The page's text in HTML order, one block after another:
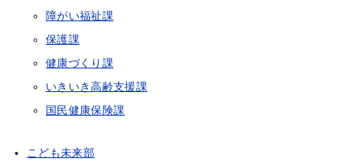
障がい福祉課
保護課
健康づくり課
いきいき高齢支援課
国民健康保険課
こども未来部